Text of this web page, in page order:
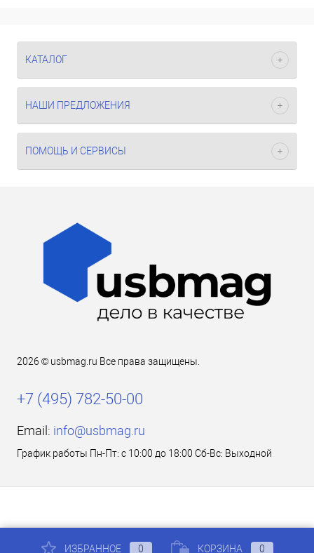
КАТАЛОГ
НАШИ ПРЕДЛОЖЕНИЯ
ПОМОЩЬ И СЕРВИСЫ
2026 © usbmag.ru Все права защищены.
+7 (495) 782-50-00
Email: info@usbmag.ru
График работы Пн-Пт: с 10:00 до 18:00 Сб-Вс: Выходной
ИЗБРАННОЕ 0 КОРЗИНА 0